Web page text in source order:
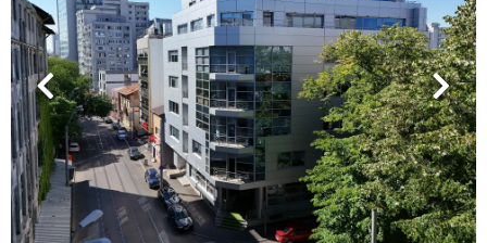
Previous Next